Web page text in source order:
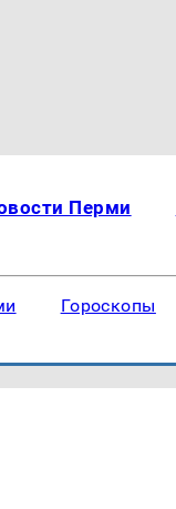
Перми
Гороскопы